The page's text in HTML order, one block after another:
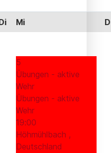
Mi
5
Übungen - aktive
Wehr
Übungen - aktive
Wehr
19:00
Höhmühlbach ,
Deutschland